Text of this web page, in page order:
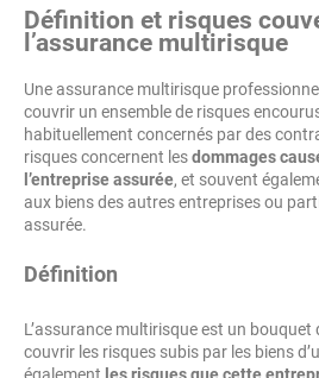
Définition et risques
l’assurance multirisque
Une assurance multirisque
couvrir un ensemble de risques
habituellement concernés par des
risques concernent lesdommages
l’entreprise assurée, et souvent
aux biens des autres entreprises ou
assurée.
Définition
L’assurance multirisque est un bouquet
couvrir les risques subis par les biens